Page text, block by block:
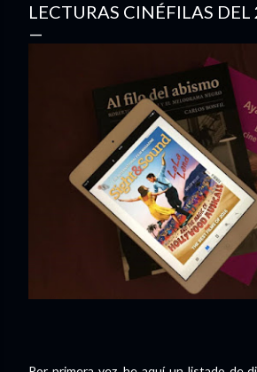
LECTURAS CINÉFILAS